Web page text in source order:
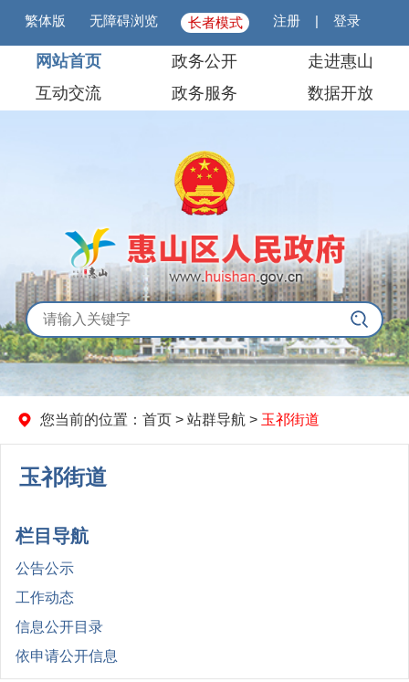
繁体版 无障碍浏览 长者模式 注册 |登录
网站首页 政务公开
走进惠山
互动交流
政务服务 数据开放
您当前的位置： 首页 > 站群导航 > 玉祁街道
玉祁街道
栏目导航
公告公示
工作动态
信息公开目录
依申请公开信息